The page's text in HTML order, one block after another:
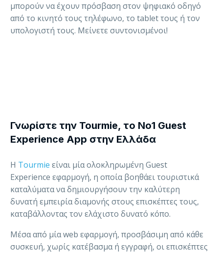
μπορούν να έχουν πρόσβαση στον ψηφιακό οδηγό
από το κινητό τους τηλέφωνο, το tablet τους ή τον
υπολογιστή τους. Μείνετε συντονισμένοι!
Γνωρίστε την Tourmie, το Νο1 Guest
Experience App στην Ελλάδα
Η Tourmie είναι μία ολοκληρωμένη Guest
Experience εφαρμογή, η οποία βοηθάει τουριστικά
καταλύματα να δημιουργήσουν την καλύτερη
δυνατή εμπειρία διαμονής στους επισκέπτες τους,
καταβάλλοντας τον ελάχιστο δυνατό κόπο.
Μέσα από μία web εφαρμογή, προσβάσιμη από κάθε
συσκευή, χωρίς κατέβασμα ή εγγραφή, οι επισκέπτες